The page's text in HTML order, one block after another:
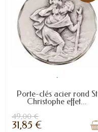
.
Porte-clés acier rond St
Christophe effet...
49,00 €
31,85 €